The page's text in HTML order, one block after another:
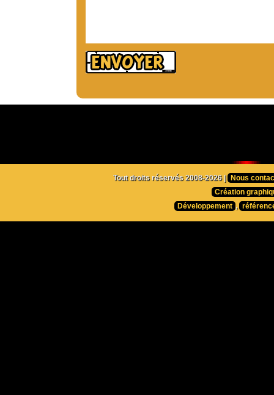
Tout droits réservés 2008-2026 |
Nous
Création
Développement ,